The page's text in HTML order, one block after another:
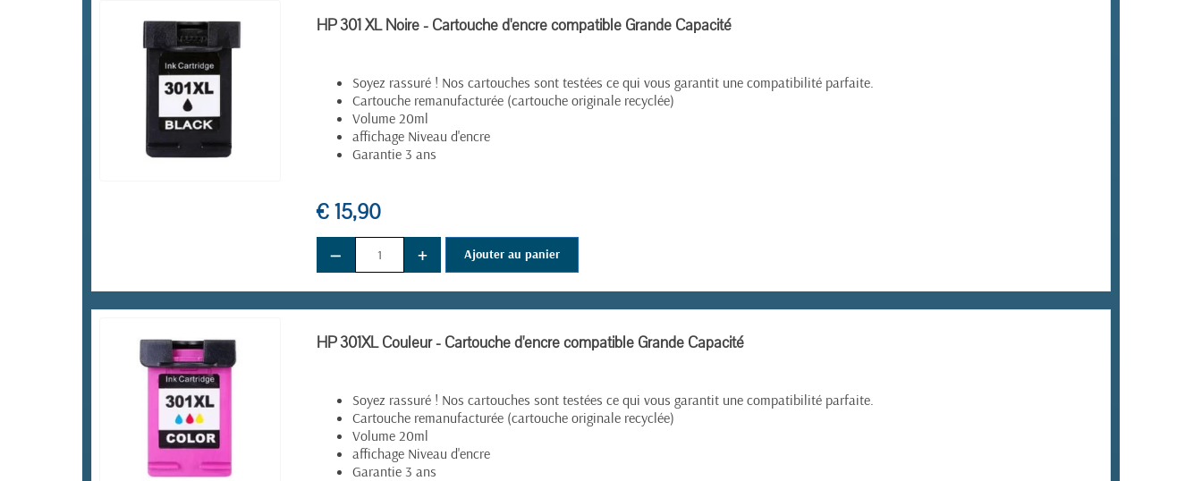
HP 301 XL Noire - Cartouche d'encre compatible Grande Capacité
Soyez rassuré ! Nos cartouches sont testées ce qui vous garantit une compatibilité parfaite.
Cartouche remanufacturée (cartouche originale recyclée)
Volume 20ml
affichage Niveau d'encre
Garantie 3 ans
€ 15,90
− + Ajouter au panier
HP 301XL Couleur - Cartouche d'encre compatible Grande Capacité
Soyez rassuré ! Nos cartouches sont testées ce qui vous garantit une compatibilité parfaite.
Cartouche remanufacturée (cartouche originale recyclée)
Volume 20ml
affichage Niveau d'encre
Garantie 3 ans